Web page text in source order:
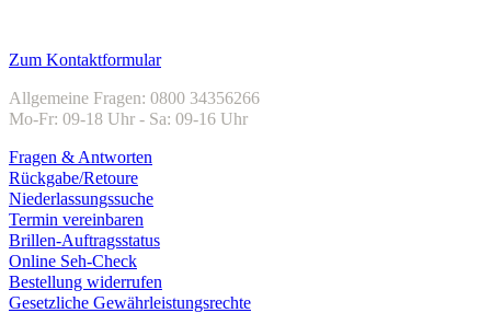
Zum Kontaktformular
Allgemeine Fragen: 0800 34356266
Mo-Fr: 09-18 Uhr - Sa: 09-16 Uhr
Fragen & Antworten
Rückgabe/Retoure
Niederlassungssuche
Termin vereinbaren
Brillen-Auftragsstatus
Online Seh-Check
Bestellung widerrufen
Gesetzliche Gewährleistungsrechte